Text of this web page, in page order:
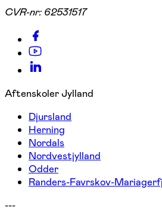
CVR-nr: 62531517
Aftenskoler Jylland
Djursland
Herning
Nordals
Nordvestjylland
Odder
Randers-Favrskov-
---